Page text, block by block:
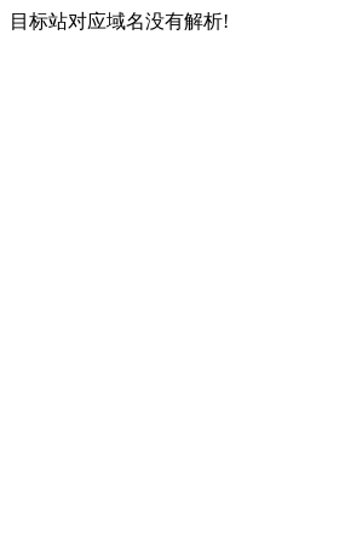
目标站对应域名没有解析!